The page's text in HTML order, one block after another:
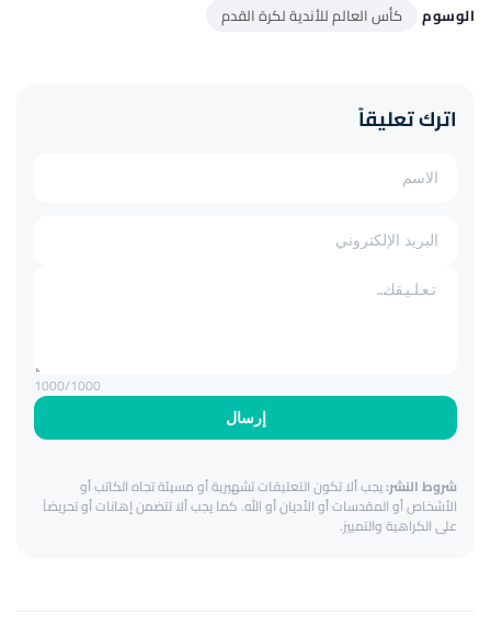
الوسوم كأس العالم للأندية لكرة القدم
اترك تعليقاً
إرسال
1000/1000
شروط النشر:يجب ألا تكون التعليقات تشهيرية أو مسيئة تجاه الكاتب أو
الأشخاص أو المقدسات أو الأديان أو الله. كما يجب ألا تتضمن إهانات أو تحريضاً
على الكراهية والتمييز.